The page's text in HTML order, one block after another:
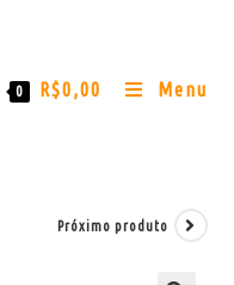
0 R$0,00 Menu
Próximo produto